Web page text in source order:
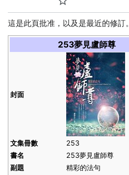
監視
這是此頁批准，以及是最近的修訂。
253夢見盧師尊
封面
文集冊數
253
書名
253夢見盧師尊
副題
精彩的法句